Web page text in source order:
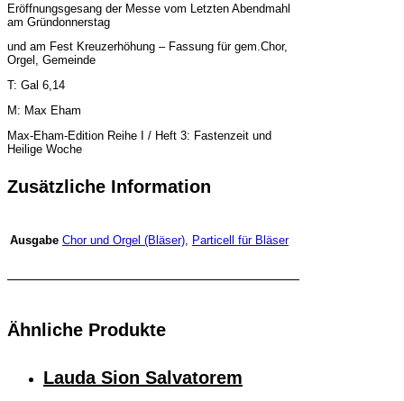
Eröffnungsgesang der Messe vom Letzten Abendmahl
am Gründonnerstag
und am Fest Kreuzerhöhung – Fassung für gem.Chor,
Orgel, Gemeinde
T: Gal 6,14
M: Max Eham
Max-Eham-Edition Reihe I / Heft 3: Fastenzeit und
Heilige Woche
Zusätzliche Information
Ausgabe Chor und Orgel (Bläser) Particell für Bläser
Ähnliche Produkte
Lauda Sion Salvatorem